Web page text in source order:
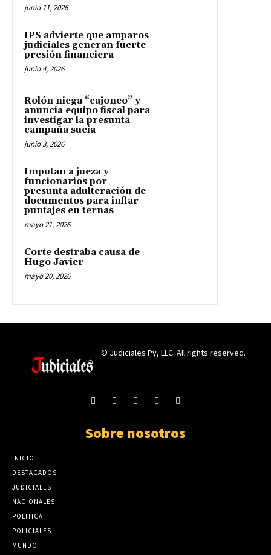
junio 11, 2026
IPS advierte que amparos
judiciales generan fuerte
presión financiera
junio 4, 2026
Rolón niega “cajoneo” y
anuncia equipo fiscal para
investigar la presunta
campaña sucia
junio 3, 2026
Imputan a jueza y
funcionarios por
presunta adulteración de
documentos para inflar
puntajes en ternas
mayo 21, 2026
Corte destraba causa de
Hugo Javier
mayo 20, 2026
© Judiciales Py, LLC. All rights reserved.
Sobre nosotros
INICIO
DESTACADOS
JUDICIALES
NACIONALES
POLITICA
POLICIALES
MUNDO